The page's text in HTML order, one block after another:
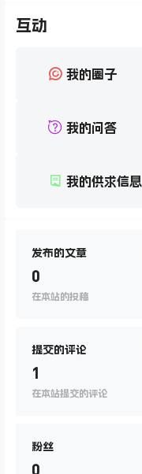
互动
我的圈子
我的问答
我的供求信息
发布的文章
0
在本站的投稿
提交的评论
1
在本站提交的评论
粉丝
0